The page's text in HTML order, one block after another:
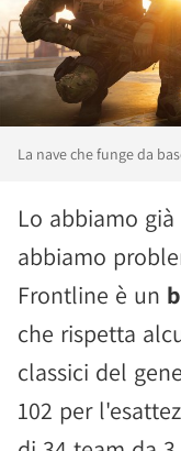
La nave che funge da
Lo abbiamo
abbiamo
Frontline è un
che rispetta
classici del
102 per